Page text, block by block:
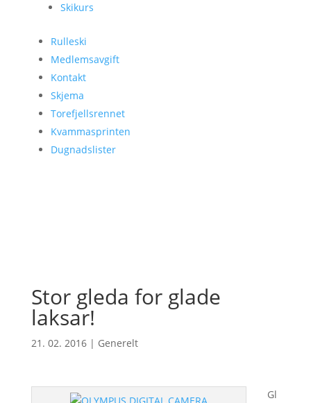
Skikurs
Rulleski
Medlemsavgift
Kontakt
Skjema
Torefjellsrennet
Kvammasprinten
Dugnadslister
Stor gleda for glade
laksar!
21. 02. 2016| Generelt
Gl